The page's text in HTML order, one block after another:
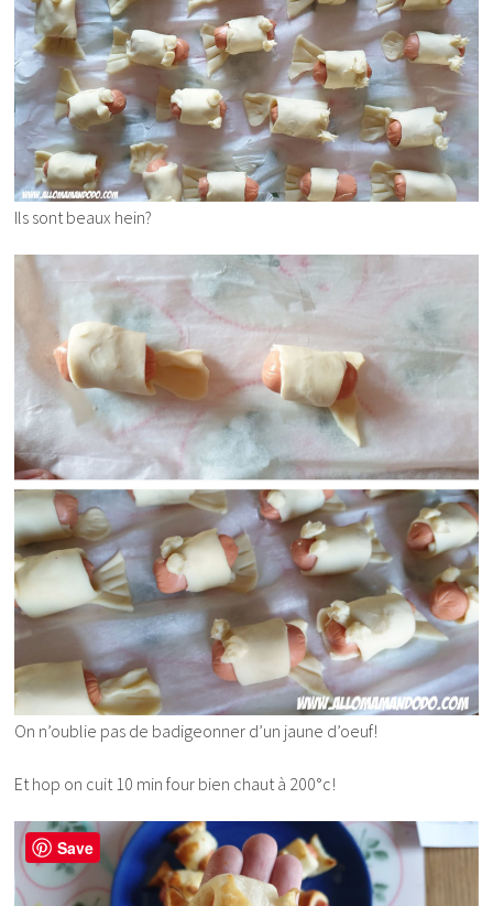
Ils sont beaux hein?
On n’oublie pas de badigeonner d’un jaune d’oeuf!
Et hop on cuit 10 min four bien chaut à 200°c!
Save